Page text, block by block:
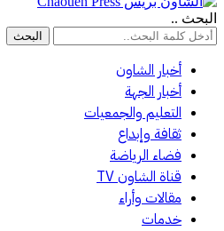
البحث ..
أخبار الشاون
أخبار الجهة
التعليم والجمعيات
ثقافة وإبداع
فضاء الرياضة
قناة الشاون TV
مقالات وأراء
خدمات